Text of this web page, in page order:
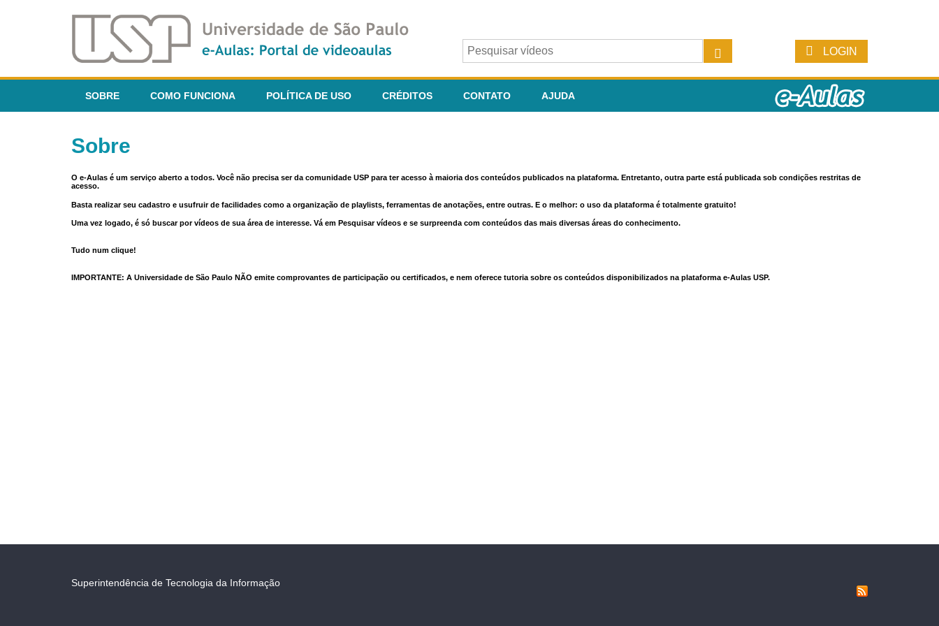
LOGIN
SOBRE COMO FUNCIONA POLÍTICA DE USO CRÉDITOS CONTATO AJUDA
Sobre
O e-Aulas é um serviço aberto a todos. Você não precisa ser da comunidade USP para ter acesso à maioria dos conteúdos publicados na plataforma. Entretanto, outra parte está publicada sob condições restritas de
acesso.
Basta realizar seu cadastro e usufruir de facilidades como a organização de playlists, ferramentas de anotações, entre outras. E o melhor: o uso da plataforma é totalmente gratuito!
Uma vez logado, é só buscar por vídeos de sua área de interesse. Vá em Pesquisar vídeos e se surpreenda com conteúdos das mais diversas áreas do conhecimento.
Tudo num clique!
IMPORTANTE: A Universidade de São Paulo NÃO emite comprovantes de participação ou certificados, e nem oferece tutoria sobre os conteúdos disponibilizados na plataforma e-Aulas USP.
Superintendência de Tecnologia da Informação